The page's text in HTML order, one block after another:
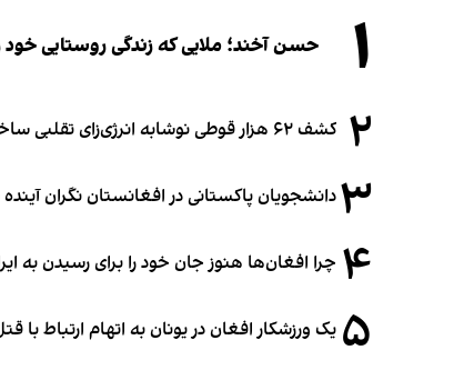
۱ حسن آخند؛ ملایی که زندگی روستایی خود
۲ کشف ۶۲ هزار قوطی نوشابه انرژی‌زای تقلبی ساخت افغانستان در آلمان
۳دانشجویان پاکستانی در افغانستان نگران
۴ چرا افغان‌ها هنوز جان خود را برای رسیدن به
۵ یک ورزشکار افغان در یونان به اتهام ارتباط با